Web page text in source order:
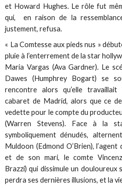
et Howard Hughes. Le rôle fut
qui, en raison de la
justement, refusa.
« La Comtesse aux pieds nus »
pluie à l’enterrement de la star
Maria Vargas (Ava Gardner). Le
Dawes (Humphrey Bogart) se
rencontre alors qu’elle travaillait
cabaret de Madrid, alors que ce
vedette pour le compte du
(Warren Stevens). Face à la
symboliquement dénudés,
Muldoon (Edmond O’Brien),
et de son mari, le comte
Brazzi) qui dissimule un
perdra ses dernières illusions, et la